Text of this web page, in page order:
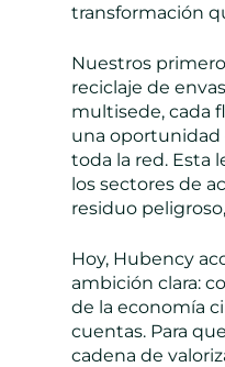
transformación
Nuestros
reciclaje de
multisede, cada
una oportunidad
toda la red. Esta
los sectores de
residuo
Hoy, Hubency
ambición clara:
de la economía
cuentas. Para
cadena de